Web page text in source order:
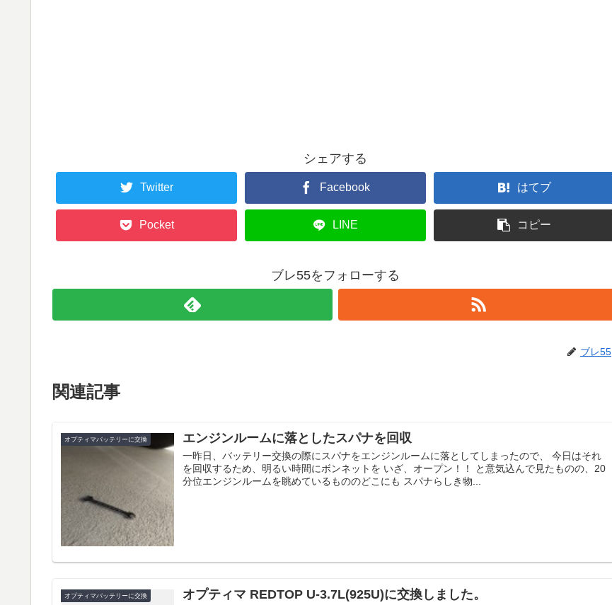
シェアする
Twitter Facebook はてブ
Pocket LINE コピー
ブレ55をフォローする
ブレ55
関連記事
オプティマバッテリーに交換 エンジンルームに落としたスパナを回収
一昨日、バッテリー交換の際にスパナをエンジンルームに落としてしまったので、 今日はそれ
を回収するため、明るい時間にボンネットを いざ、オープン！！ と意気込んで見たものの、20
分位エンジンルームを眺めているもののどこにも スパナらしき物...
オプティマバッテリーに交換 オプティマ REDTOP U-3.7L(925U)に交換しました。